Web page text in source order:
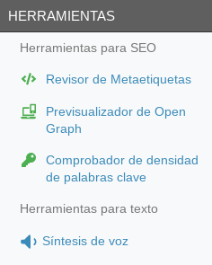
HERRAMIENTAS
Herramientas para SEO
Revisor de Metaetiquetas
Previsualizador de Open
Graph
Comprobador de densidad
de palabras clave
Herramientas para texto
Síntesis de voz